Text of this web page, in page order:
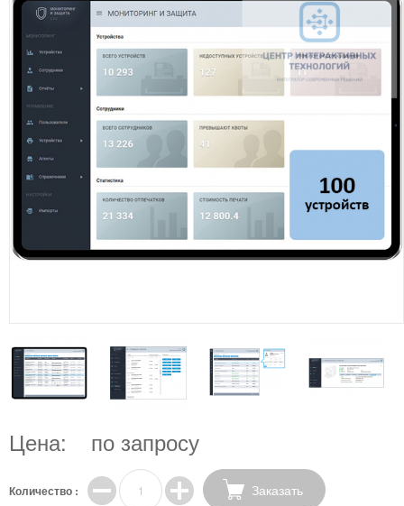
Цена: по запросу
Количество : Заказать